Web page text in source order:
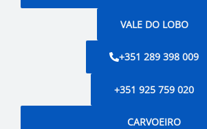
VALE DO LOBO
+351 289 398 009
+351 925 759 020
CARVOEIRO